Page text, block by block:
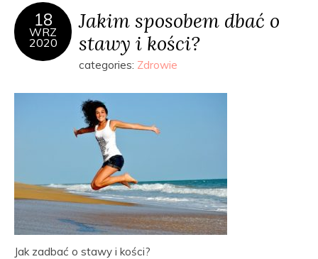
18
WRZ
2020
Jakim sposobem dbać o
stawy i kości?
categories: Zdrowie
Jak zadbać o stawy i kości?